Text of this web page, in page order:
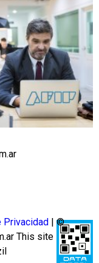
Privacidad
| ©
This site